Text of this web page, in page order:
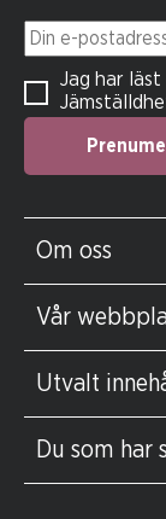
Din e-postadress
Jag har
Om oss
Vår
Utvalt
Du som